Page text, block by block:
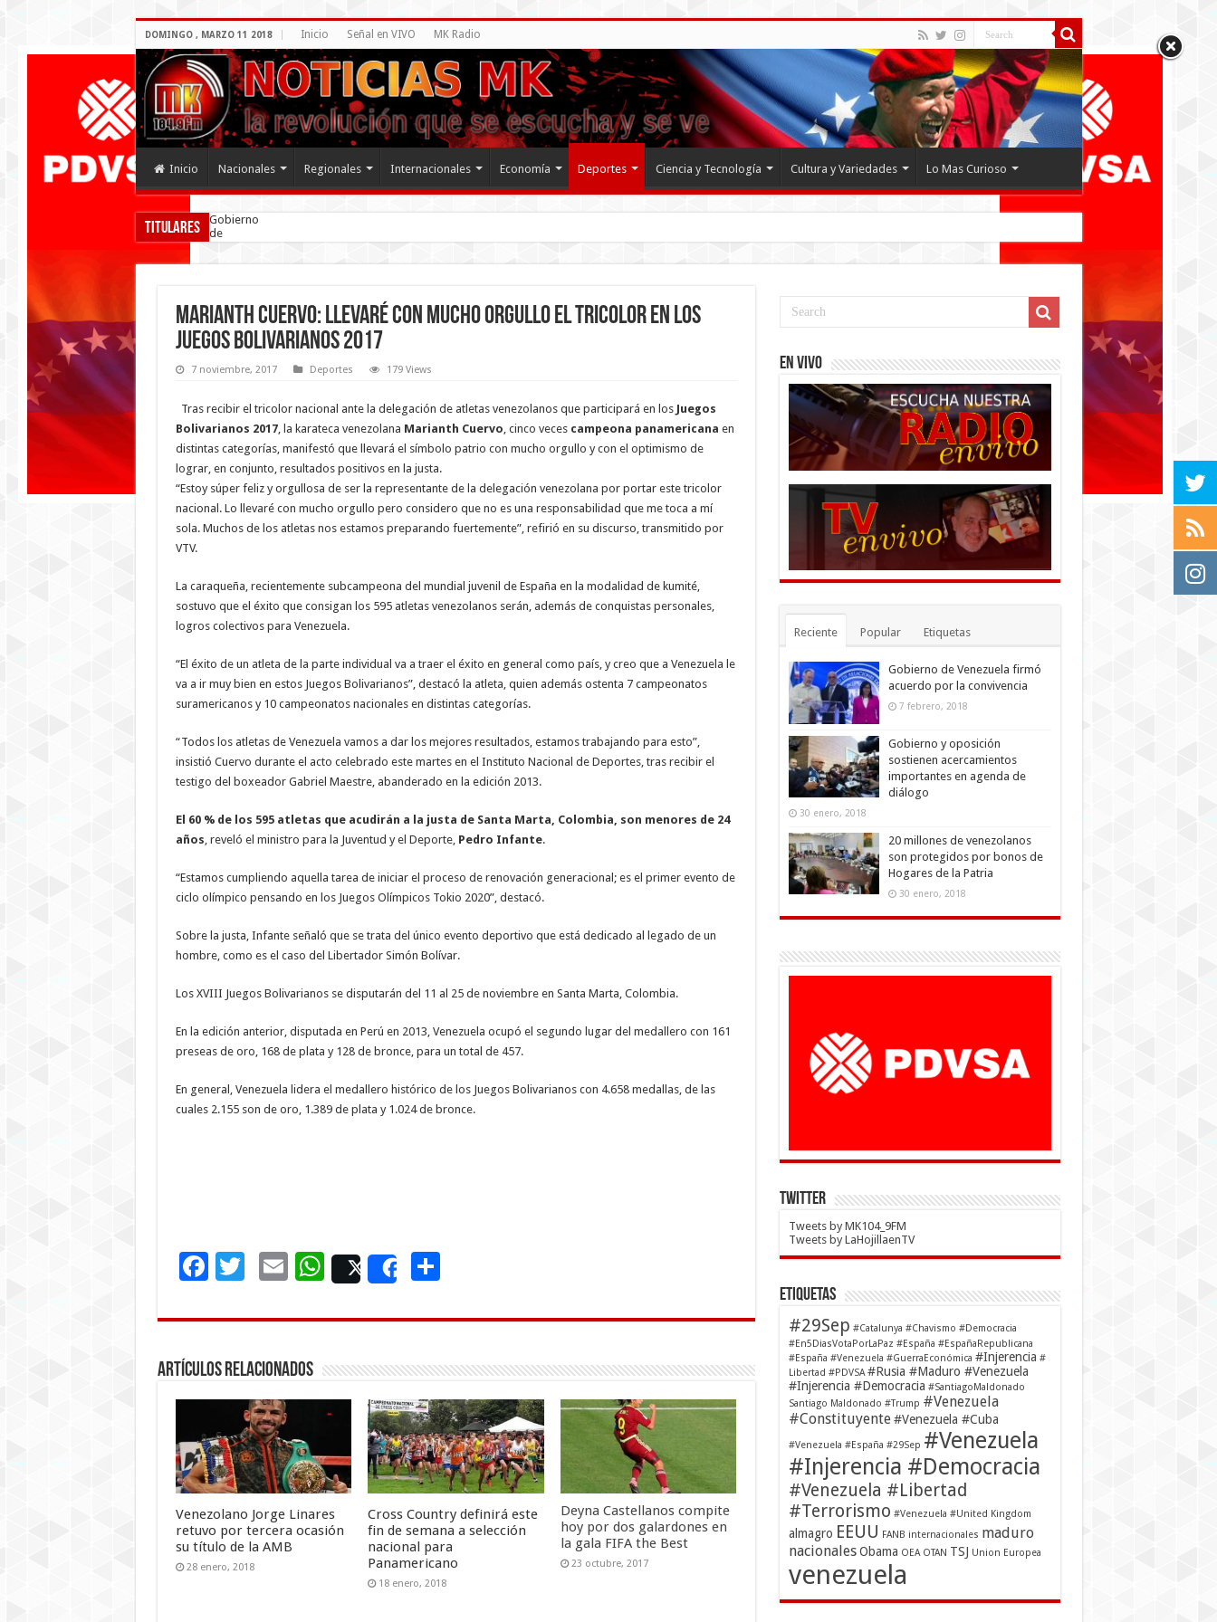
DOMINGO , MARZO 11 2018 Inicio Señal en VIVO MK Radio
Inicio Nacionales Regionales Internacionales Economía Deportes Ciencia y Tecnología Cultura y Variedades Lo Mas Curioso
Titulares
Gobierno
de
Venezuela
firmó
Marianth Cuervo: Llevaré con mucho orgullo el tricolor en los
Juegos Bolivarianos 2017
7 noviembre, 2017 Deportes 179 Views
Tras recibir el tricolor nacional ante la delegación de atletas venezolanos que participará en los Juegos
Bolivarianos 2017, la karateca venezolana Marianth Cuervo, cinco veces campeona panamericana en
distintas categorías, manifestó que llevará el símbolo patrio con mucho orgullo y con el optimismo de
lograr, en conjunto, resultados positivos en la justa.
“Estoy súper feliz y orgullosa de ser la representante de la delegación venezolana por portar este tricolor
nacional. Lo llevaré con mucho orgullo pero considero que no es una responsabilidad que me toca a mí
sola. Muchos de los atletas nos estamos preparando fuertemente”, refirió en su discurso, transmitido por
VTV.
La caraqueña, recientemente subcampeona del mundial juvenil de España en la modalidad de kumité,
sostuvo que el éxito que consigan los 595 atletas venezolanos serán, además de conquistas personales,
logros colectivos para Venezuela.
“El éxito de un atleta de la parte individual va a traer el éxito en general como país, y creo que a Venezuela le
va a ir muy bien en estos Juegos Bolivarianos”, destacó la atleta, quien además ostenta 7 campeonatos
suramericanos y 10 campeonatos nacionales en distintas categorías.
“Todos los atletas de Venezuela vamos a dar los mejores resultados, estamos trabajando para esto”,
insistió Cuervo durante el acto celebrado este martes en el Instituto Nacional de Deportes, tras recibir el
testigo del boxeador Gabriel Maestre, abanderado en la edición 2013.
El 60 % de los 595 atletas que acudirán a la justa de Santa Marta, Colombia, son menores de 24
años, reveló el ministro para la Juventud y el Deporte, Pedro Infante.
“Estamos cumpliendo aquella tarea de iniciar el proceso de renovación generacional; es el primer evento de
ciclo olímpico pensando en los Juegos Olímpicos Tokio 2020”, destacó.
Sobre la justa, Infante señaló que se trata del único evento deportivo que está dedicado al legado de un
hombre, como es el caso del Libertador Simón Bolívar.
Los XVIII Juegos Bolivarianos se disputarán del 11 al 25 de noviembre en Santa Marta, Colombia.
En la edición anterior, disputada en Perú en 2013, Venezuela ocupó el segundo lugar del medallero con 161
preseas de oro, 168 de plata y 128 de bronce, para un total de 457.
En general, Venezuela lidera el medallero histórico de los Juegos Bolivarianos con 4.658 medallas, de las
cuales 2.155 son de oro, 1.389 de plata y 1.024 de bronce.
F
e
b
o
k
tt
er
E
ai
l
W
at
p
p
Post Share
m
ar
ti
r
Artículos Relacionados
Venezolano Jorge Linares
retuvo por tercera ocasión
su título de la AMB
28 enero, 2018
Cross Country definirá este
fin de semana a selección
nacional para
Panamericano
18 enero, 2018
Deyna Castellanos compite
hoy por dos galardones en
la gala FIFA the Best
23 octubre, 2017
EN VIVO
Reciente Popular Etiquetas
Gobierno de Venezuela firmó
acuerdo por la convivencia
7 febrero, 2018
Gobierno y oposición
sostienen acercamientos
importantes en agenda de
diálogo
30 enero, 2018
20 millones de venezolanos
son protegidos por bonos de
Hogares de la Patria
30 enero, 2018
Twitter
Tweets by MK104_9FM
Tweets by LaHojillaenTV
Etiquetas
#29Sep #Catalunya #Chavismo #Democracia
#En5DiasVotaPorLaPaz #España #EspañaRepublicana
#España #Venezuela #GuerraEconómica #Injerencia #
Libertad #PDVSA #Rusia #Maduro #Venezuela
#Injerencia #Democracia #SantiagoMaldonado
Santiago Maldonado #Trump #Venezuela
#Constituyente #Venezuela #Cuba
#Venezuela #España #29Sep #Venezuela
#Injerencia #Democracia
#Venezuela #Libertad
#Terrorismo #Venezuela #United Kingdom
almagro EEUU FANB internacionales maduro
nacionales Obama OEA OTAN TSJ Union Europea
venezuela